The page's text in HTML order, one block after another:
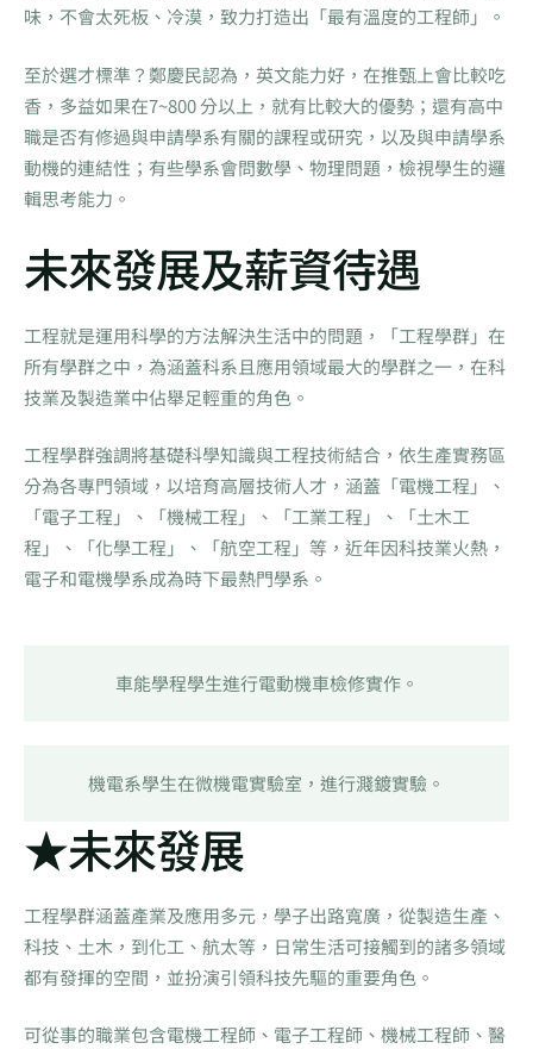
味，不會太死板、冷漠，致力打造出「最有溫度的工程師」。
至於選才標準？鄭慶民認為，英文能力好，在推甄上會比較吃
香，多益如果在7~800 分以上，就有比較大的優勢；還有高中
職是否有修過與申請學系有關的課程或研究，以及與申請學系
動機的連結性；有些學系會問數學、物理問題，檢視學生的邏
輯思考能力。
未來發展及薪資待遇
工程就是運用科學的方法解決生活中的問題，「工程學群」在
所有學群之中，為涵蓋科系且應用領域最大的學群之一，在科
技業及製造業中佔舉足輕重的角色。
工程學群強調將基礎科學知識與工程技術結合，依生產實務區
分為各專門領域，以培育高層技術人才，涵蓋「電機工程」、
「電子工程」、「機械工程」、「工業工程」、「土木工
程」、「化學工程」、「航空工程」等，近年因科技業火熱，
電子和電機學系成為時下最熱門學系。
車能學程學生進行電動機車檢修實作。
機電系學生在微機電實驗室，進行濺鍍實驗。
★未來發展
工程學群涵蓋產業及應用多元，學子出路寬廣，從製造生產、
科技、土木，到化工、航太等，日常生活可接觸到的諸多領域
都有發揮的空間，並扮演引領科技先驅的重要角色。
可從事的職業包含電機工程師、電子工程師、機械工程師、醫